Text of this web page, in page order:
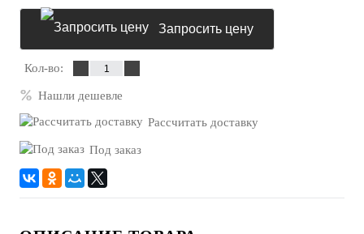
Запросить цену
Кол-во:
Нашли дешевле
Рассчитать доставку
Под заказ